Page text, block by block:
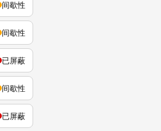
间歇性
间歇性
已屏蔽
间歇性
已屏蔽